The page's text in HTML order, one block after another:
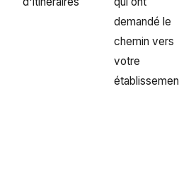
demandé le
chemin vers
votre